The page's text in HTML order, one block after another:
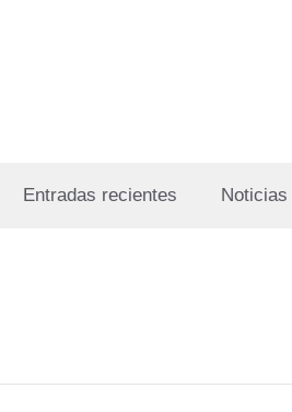
Entradas recientes Noticias